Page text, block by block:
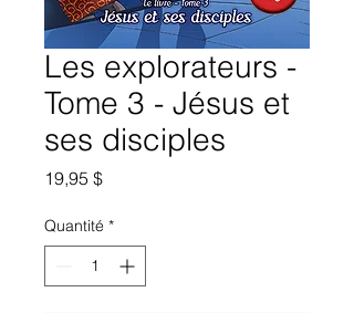
Les explorateurs -
Tome 3 - Jésus et
ses disciples
19,95 $Prix
Quantité *